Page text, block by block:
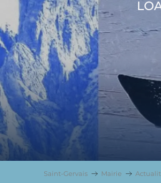
Saint-Gervais Mairie